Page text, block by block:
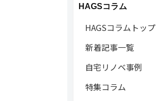
HAGSコラム
HAGSコラムトップ
新着記事一覧
自宅リノベ事例
特集コラム